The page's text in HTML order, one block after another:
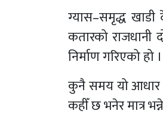
ग्यास–समृद्ध
कतारको
निर्माण गरिएको हो ।
कुनै समय यो आधार
कहीँ छ भनेर मात्र